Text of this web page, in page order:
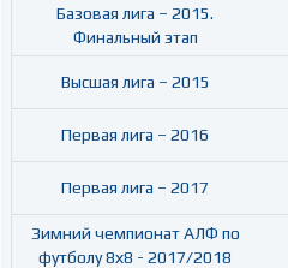
Базовая лига – 2015.
Финальный этап
Высшая лига – 2015
Первая лига – 2016
Первая лига – 2017
Зимний чемпионат АЛФ по
футболу 8х8 - 2017/2018